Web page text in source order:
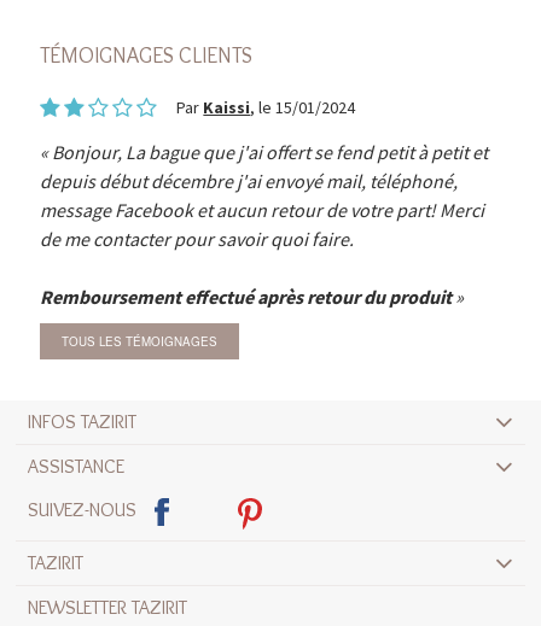
TÉMOIGNAGES CLIENTS
Par Kaissi, le 15/01/2024
Bonjour, La bague que j'ai offert se fend petit à petit et
depuis début décembre j'ai envoyé mail, téléphoné,
message Facebook et aucun retour de votre part! Merci
de me contacter pour savoir quoi faire.
Remboursement effectué après retour du produit
TOUS LES TÉMOIGNAGES
INFOS TAZIRIT
ASSISTANCE
SUIVEZ-NOUS
TAZIRIT
NEWSLETTER TAZIRIT